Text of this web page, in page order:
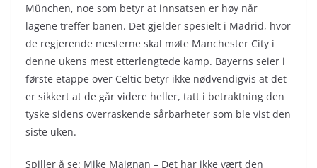
München, noe som betyr at innsatsen er høy når
lagene treffer banen. Det gjelder spesielt i Madrid, hvor
de regjerende mesterne skal møte Manchester City i
denne ukens mest etterlengtede kamp. Bayerns seier i
første etappe over Celtic betyr ikke nødvendigvis at det
er sikkert at de går videre heller, tatt i betraktning den
tyske sidens overraskende sårbarheter som ble vist den
siste uken.
Spiller å se: Mike Maignan – Det har ikke vært den